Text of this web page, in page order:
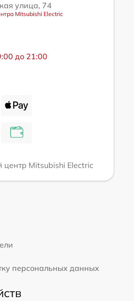
улица, 74
Mitsubishi Electric
до 21:00
Mitsubishi Electric
персональных данных